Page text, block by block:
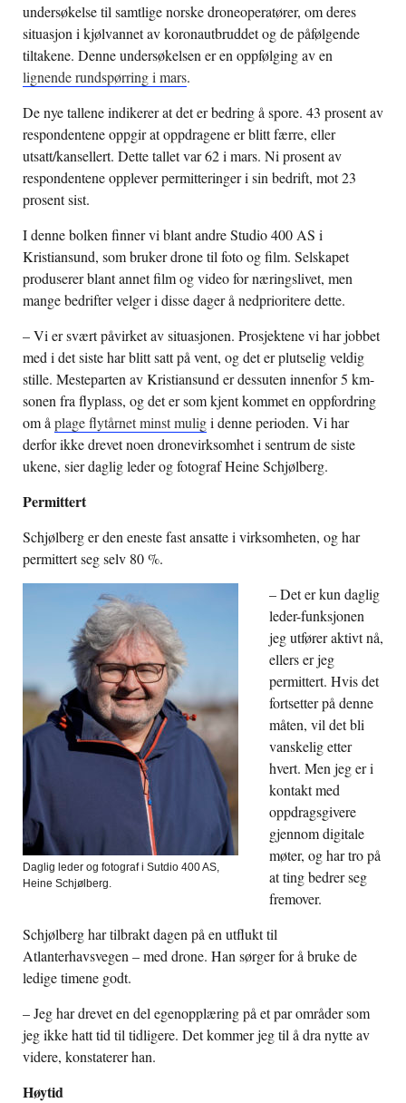
undersøkelse til samtlige norske droneoperatører, om deres
situasjon i kjølvannet av koronautbruddet og de påfølgende
tiltakene. Denne undersøkelsen er en oppfølging av en
lignende rundspørring i mars.
De nye tallene indikerer at det er bedring å spore. 43 prosent av
respondentene oppgir at oppdragene er blitt færre, eller
utsatt/kansellert. Dette tallet var 62 i mars. Ni prosent av
respondentene opplever permitteringer i sin bedrift, mot 23
prosent sist.
I denne bolken finner vi blant andre Studio 400 AS i
Kristiansund, som bruker drone til foto og film. Selskapet
produserer blant annet film og video for næringslivet, men
mange bedrifter velger i disse dager å nedprioritere dette.
– Vi er svært påvirket av situasjonen. Prosjektene vi har jobbet
med i det siste har blitt satt på vent, og det er plutselig veldig
stille. Mesteparten av Kristiansund er dessuten innenfor 5 km-
sonen fra flyplass, og det er som kjent kommet en oppfordring
om å plage flytårnet minst muligi denne perioden. Vi har
derfor ikke drevet noen dronevirksomhet i sentrum de siste
ukene, sier daglig leder og fotograf Heine Schjølberg.
Permittert
Schjølberg er den eneste fast ansatte i virksomheten, og har
permittert seg selv 80 %.
Daglig leder og fotograf i Sutdio 400 AS,
Heine Schjølberg.
– Det er kun daglig
leder-funksjonen
jeg utfører aktivt nå,
ellers er jeg
permittert. Hvis det
fortsetter på denne
måten, vil det bli
vanskelig etter
hvert. Men jeg er i
kontakt med
oppdragsgivere
gjennom digitale
møter, og har tro på
at ting bedrer seg
fremover.
Schjølberg har tilbrakt dagen på en utflukt til
Atlanterhavsvegen – med drone. Han sørger for å bruke de
ledige timene godt.
– Jeg har drevet en del egenopplæring på et par områder som
jeg ikke hatt tid til tidligere. Det kommer jeg til å dra nytte av
videre, konstaterer han.
Høytid